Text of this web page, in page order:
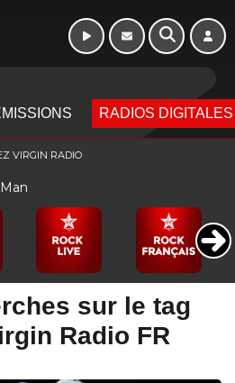
RADIOS DIGITALES
sur le tag
Radio FR
VIRGIN RADIO
Week-end de 16h
à 20h